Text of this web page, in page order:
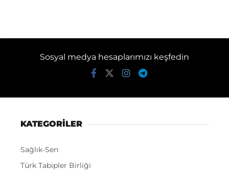
Sosyal medya hesaplarımızı keşfedin
KATEGORİLER
Sağlık-Sen
Türk Tabipler Birliği